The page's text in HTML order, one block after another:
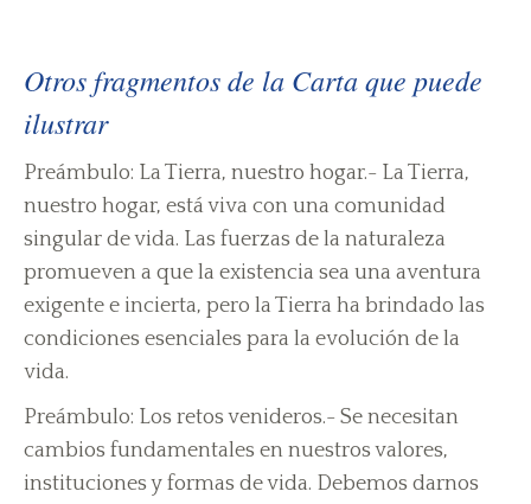
Otros fragmentos de la Carta que puede
ilustrar
Preámbulo: La Tierra, nuestro hogar.- La Tierra,
nuestro hogar, está viva con una comunidad
singular de vida. Las fuerzas de la naturaleza
promueven a que la existencia sea una aventura
exigente e incierta, pero la Tierra ha brindado las
condiciones esenciales para la evolución de la
vida.
Preámbulo: Los retos venideros.- Se necesitan
cambios fundamentales en nuestros valores,
instituciones y formas de vida. Debemos darnos